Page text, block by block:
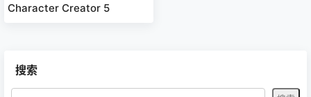
Character Creator 5
搜索